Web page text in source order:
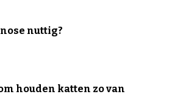
nuttig?
houden katten zo van